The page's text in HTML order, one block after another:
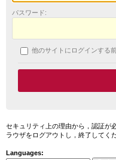
パスワード:
他のサイトにログインする
セキュリティ上の理由から，認証が
ラウザをログアウトし，終了してく
Languages: